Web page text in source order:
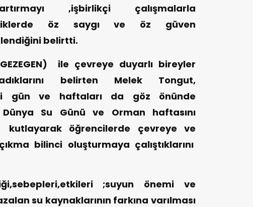
,işbirlikçi çalışmalarla
öz saygı ve öz güven
belirtti.
ile çevreye duyarlı bireyler
belirten Melek Tongut,
gün ve haftaları da göz önünde
Su Günü ve Orman haftasını
kutlayarak öğrencilerde çevreye ve
bilinci oluşturmaya çalıştıklarını
;suyun önemi ve
su kaynaklarının farkına varılması